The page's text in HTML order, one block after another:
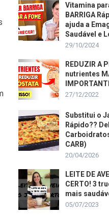
Vitamina
BARRIGA
ajuda a
Saudável e
29/10/2024
REDUZIR A
nutrientes
27/12/2022
Substitui o
Rápido??
CARB)
20/04/2026
LEITE DE
CERTO! 3
mais
05/07/2023